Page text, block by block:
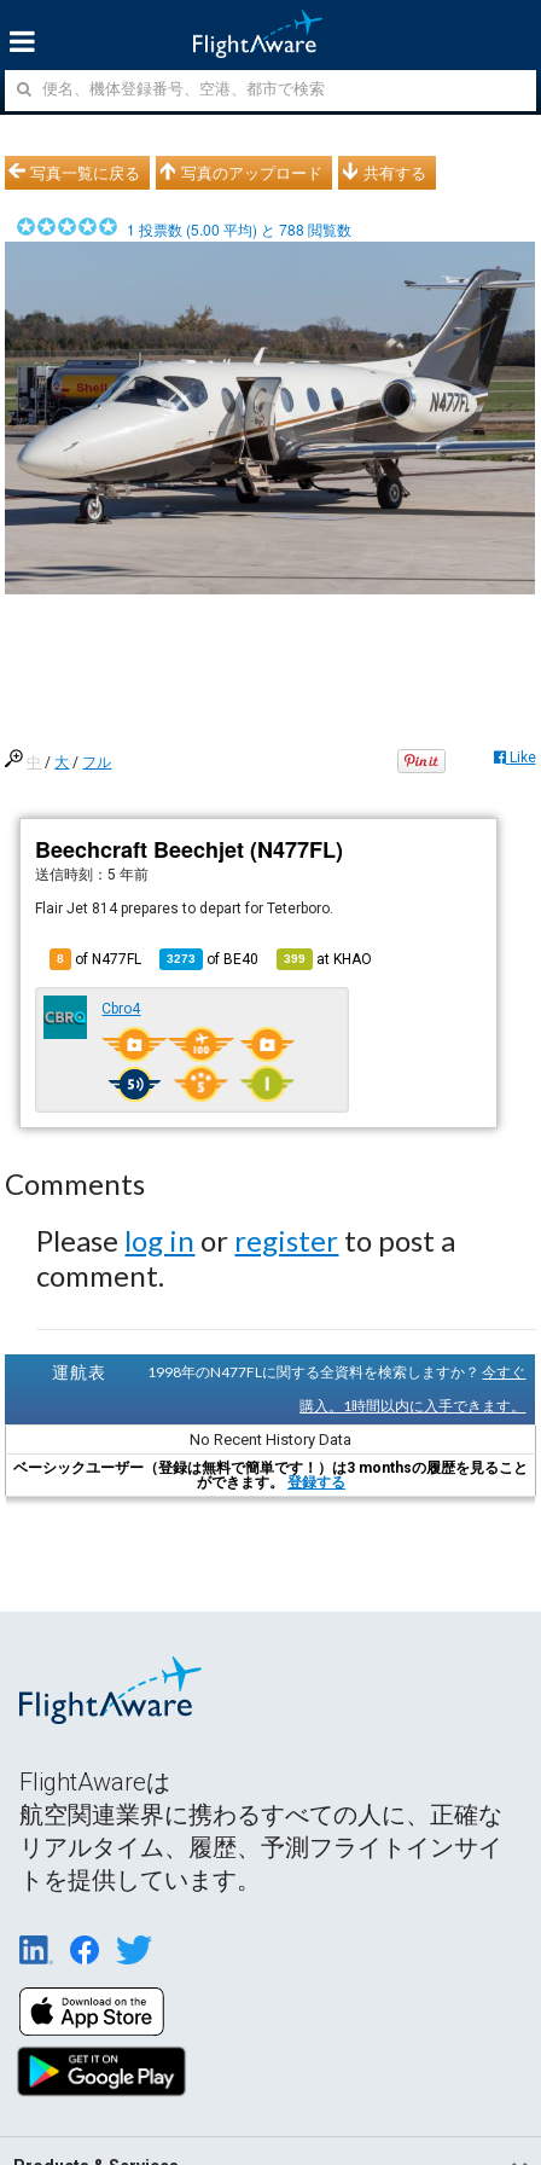
写真一覧に戻る 写真のアップロード 共有する
1 投票数 (5.00 平均) と788 閲覧数
中 /大 / フル Like
Beechcraft Beechjet (N477FL)
送信時刻：5 年前
Flair Jet 814 prepares to depart for Teterboro.
8 of N477FL 3273 ofBE40 399 atKHAO
Cbro4
Comments
Please log in or register to post a
comment.
運航表 1998年のN477FLに関する全資料を検索しますか？今すぐ
購入。1時間以内に入手できます。
No Recent History Data
ベーシックユーザー（登録は無料で簡単です！）は3 monthsの履歴を見ること
ができます。 登録する
FlightAwareは
航空関連業界に携わるすべての人に、正確な
リアルタイム、履歴、予測フライトインサイ
トを提供しています。